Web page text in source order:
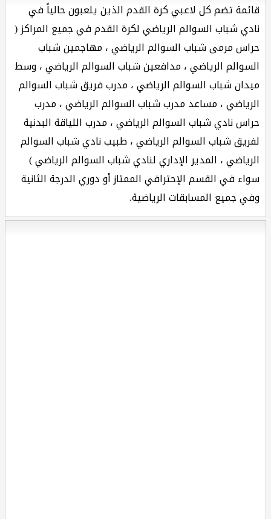
قائمة تضم كل لاعبي كرة القدم الذين يلعبون حالياً في
نادي شباب السوالم الرياضي لكرة القدم في جميع المراكز (
حراس مرمى شباب السوالم الرياضي ، مهاجمين شباب
السوالم الرياضي ، مدافعين شباب السوالم الرياضي ، وسط
ميدان شباب السوالم الرياضي ، مدرب فريق شباب السوالم
الرياضي ، مساعد مدرب شباب السوالم الرياضي ، مدرب
حراس نادي شباب السوالم الرياضي ، مدرب اللياقة البدنية
لفريق شباب السوالم الرياضي ، طبيب نادي شباب السوالم
الرياضي ، المدير الإداري لنادي شباب السوالم الرياضي )
سواء في القسم الإحترافي الممتاز أو دوري الدرجة الثانية
وفي جميع المسابقات الرياضية.